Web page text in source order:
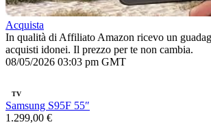
Acquista
In qualità di Affiliato Amazon ricevo un
acquisti idonei. Il prezzo per te non cambia.
08/05/2026 03:03 pm GMT
TV
Samsung S95F 55″
1.299,00 €